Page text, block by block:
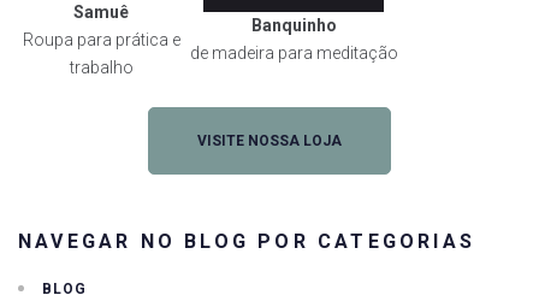
Samuê
Roupa para prática e
trabalho
Banquinho
de madeira para meditação
VISITE NOSSA LOJA
NAVEGAR NO BLOG POR CATEGORIAS
BLOG